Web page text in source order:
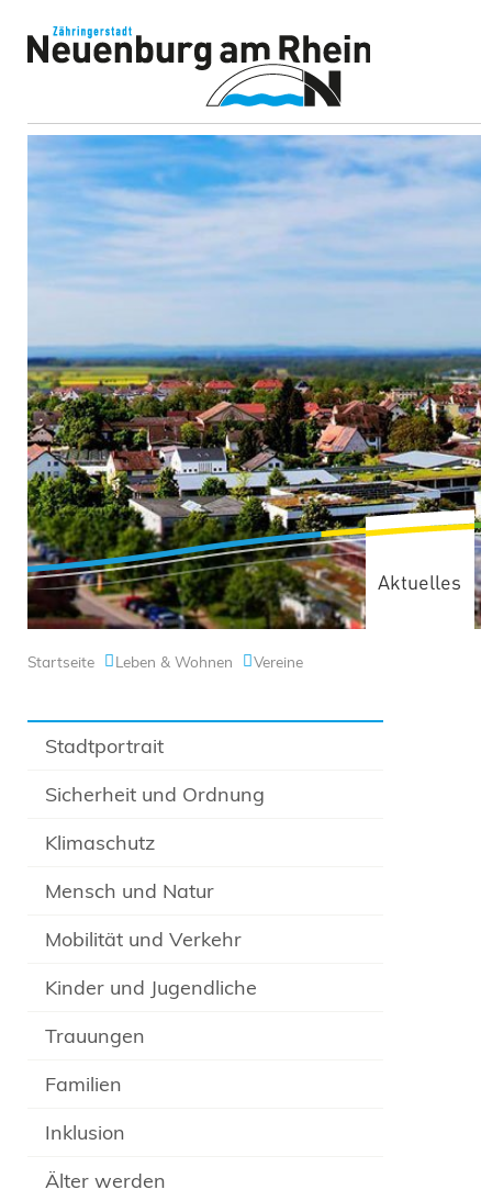
Aktuelles
Startseite Leben & Wohnen Vereine
Stadtportrait
Sicherheit und Ordnung
Klimaschutz
Mensch und Natur
Mobilität und Verkehr
Kinder und Jugendliche
Trauungen
Familien
Inklusion
Älter werden